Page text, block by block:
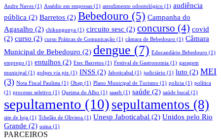
Andre Naves (1) Assédio em empresas (1) atendimento odontológico (1) audiência
pública (2) Barretos (2) Bebedouro (5) Campanha do
Agasalho (2) chikungunya (1) circuito sesc (2) concurso (4) covid
(2) curso (2) curso Práticas de Comunicação (1) câmara de Bebedouro (1) Câmara
Municipal de Bebedouro (2) dengue (7) Educandário Bebedouro (1)
emprego (1) entulhos (2) Etec Barretos (1) Festival de Gastronomia (1) garagem
municipal (1) golpes via pix (1) INSS (2) Jaboticabal (1) judiciário (1) luto (2) MEI
(3) Nota Fiscal Paulista (1) Obap (1) Plano Municipal de Turismo (1) policia (1) política
(1) processo seletivo (1) Queima do Alho (1) saaeb (1) saúde (2) saúde bucal (1)
sepultamento (10) sepultamentos (8)
site de loja (1) Tchelão de Oliviera (1) Unesp Jaboticabal (2) Unidos pelo Rio
Grande (2) usina (1)
PARCEIROS